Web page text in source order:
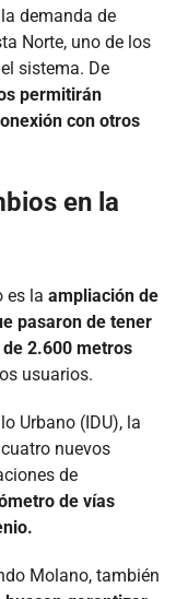
demanda de
Norte, uno de los
sistema. De
permitirán
con otros
en la
es la ampliación de
pasaron de tener
2.600 metros
usuarios.
Urbano (IDU), la
nuevos
de
de vías
Molano, también